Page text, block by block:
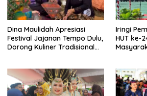
Dina Maulidah Apresiasi
Festival Jajanan Tempo Dulu,
Dorong Kuliner Tradisional
Iringi
HUT ke-